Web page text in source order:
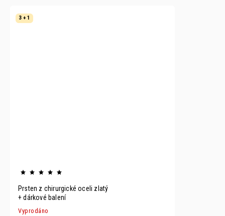
3 + 1
Prsten z chirurgické oceli zlatý
+ dárkové balení
Vyprodáno